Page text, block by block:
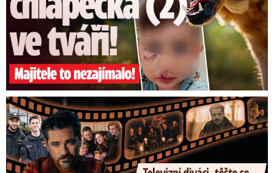
Prima vytasila podzimní trumfy! Další Zrádci a žhavé novinky